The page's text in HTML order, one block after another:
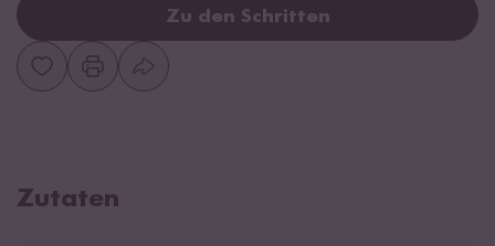
Zu den Schritten
Zutaten